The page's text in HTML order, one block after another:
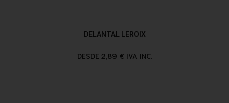
DELANTAL LEROIX
DESDE 2,89 € IVA INC.